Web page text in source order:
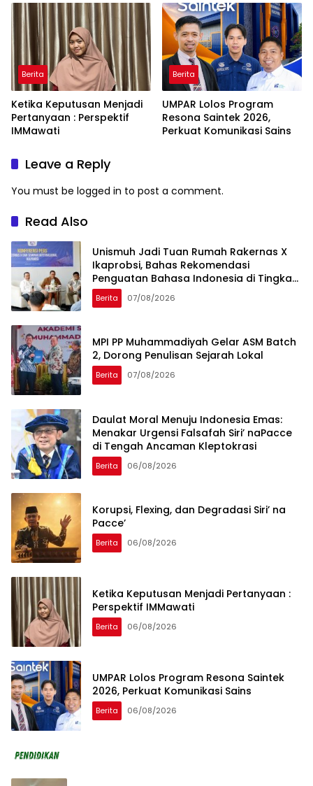
Ancaman Kleptokrasi
Berita
Ketika Keputusan Menjadi
Pertanyaan : Perspektif
IMMawati
Berita
UMPAR Lolos Program
Resona Saintek 2026,
Perkuat Komunikasi Sains
Leave a Reply
You must be logged in to post a comment.
Read Also
Unismuh Jadi Tuan Rumah Rakernas X
Ikaprobsi, Bahas Rekomendasi
Penguatan Bahasa Indonesia di Tingkat
Global
Berita 07/08/2026
MPI PP Muhammadiyah Gelar ASM Batch
2, Dorong Penulisan Sejarah Lokal
Berita 07/08/2026
Daulat Moral Menuju Indonesia Emas:
Menakar Urgensi Falsafah Siri’ naPacce
di Tengah Ancaman Kleptokrasi
Berita 06/08/2026
Korupsi, Flexing, dan Degradasi Siri’ na
Pacce’
Berita 06/08/2026
Ketika Keputusan Menjadi Pertanyaan :
Perspektif IMMawati
Berita 06/08/2026
UMPAR Lolos Program Resona Saintek
2026, Perkuat Komunikasi Sains
Berita 06/08/2026